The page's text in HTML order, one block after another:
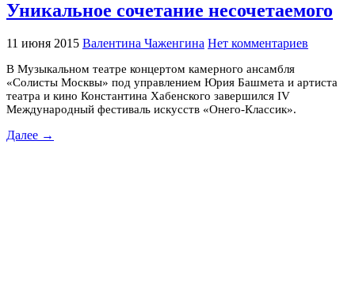
Уникальное сочетание несочетаемого
11 июня 2015 Валентина Чаженгина Нет комментариев
В Музыкальном театре концертом камерного ансамбля
«Солисты Москвы» под управлением Юрия Башмета и артиста
театра и кино Константина Хабенского завершился IV
Международный фестиваль искусств «Онего-Классик».
Далее →